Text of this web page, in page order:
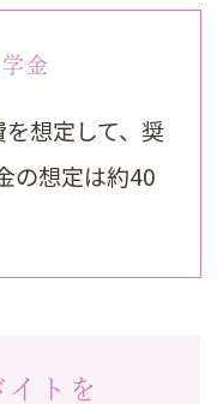
金
想定して、奨
の想定は約40
トを